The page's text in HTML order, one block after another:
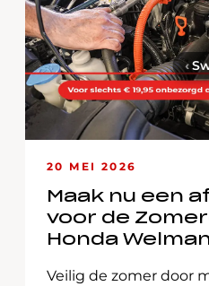
20 MEI 2026
Maak nu een
voor de
Honda
Veilig de zomer door
‹